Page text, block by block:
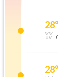
28°
28°